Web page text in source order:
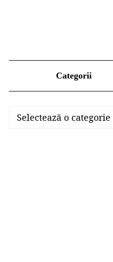
Categorii
Categorii
Selectează o categorie
Categorii